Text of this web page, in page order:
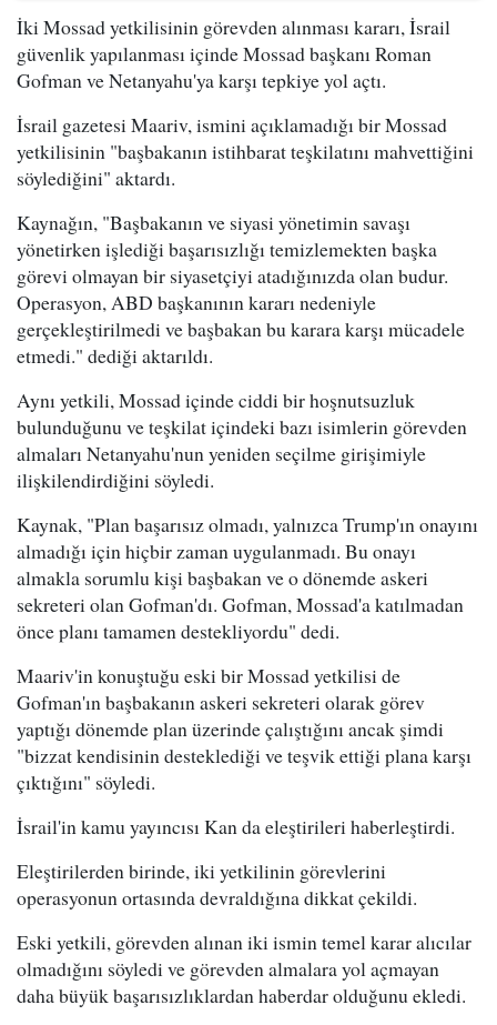
İki Mossad yetkilisinin görevden alınması kararı, İsrail
güvenlik yapılanması içinde Mossad başkanı Roman
Gofman ve Netanyahu'ya karşı tepkiye yol açtı.
İsrail gazetesi Maariv, ismini açıklamadığı bir Mossad
yetkilisinin "başbakanın istihbarat teşkilatını mahvettiğini
söylediğini" aktardı.
Kaynağın, "Başbakanın ve siyasi yönetimin savaşı
yönetirken işlediği başarısızlığı temizlemekten başka
görevi olmayan bir siyasetçiyi atadığınızda olan budur.
Operasyon, ABD başkanının kararı nedeniyle
gerçekleştirilmedi ve başbakan bu karara karşı mücadele
etmedi." dediği aktarıldı.
Aynı yetkili, Mossad içinde ciddi bir hoşnutsuzluk
bulunduğunu ve teşkilat içindeki bazı isimlerin görevden
almaları Netanyahu'nun yeniden seçilme girişimiyle
ilişkilendirdiğini söyledi.
Kaynak, "Plan başarısız olmadı, yalnızca Trump'ın onayını
almadığı için hiçbir zaman uygulanmadı. Bu onayı
almakla sorumlu kişi başbakan ve o dönemde askeri
sekreteri olan Gofman'dı. Gofman, Mossad'a katılmadan
önce planı tamamen destekliyordu" dedi.
Maariv'in konuştuğu eski bir Mossad yetkilisi de
Gofman'ın başbakanın askeri sekreteri olarak görev
yaptığı dönemde plan üzerinde çalıştığını ancak şimdi
"bizzat kendisinin desteklediği ve teşvik ettiği plana karşı
çıktığını" söyledi.
İsrail'in kamu yayıncısı Kan da eleştirileri haberleştirdi.
Eleştirilerden birinde, iki yetkilinin görevlerini
operasyonun ortasında devraldığına dikkat çekildi.
Eski yetkili, görevden alınan iki ismin temel karar alıcılar
olmadığını söyledi ve görevden almalara yol açmayan
daha büyük başarısızlıklardan haberdar olduğunu ekledi.